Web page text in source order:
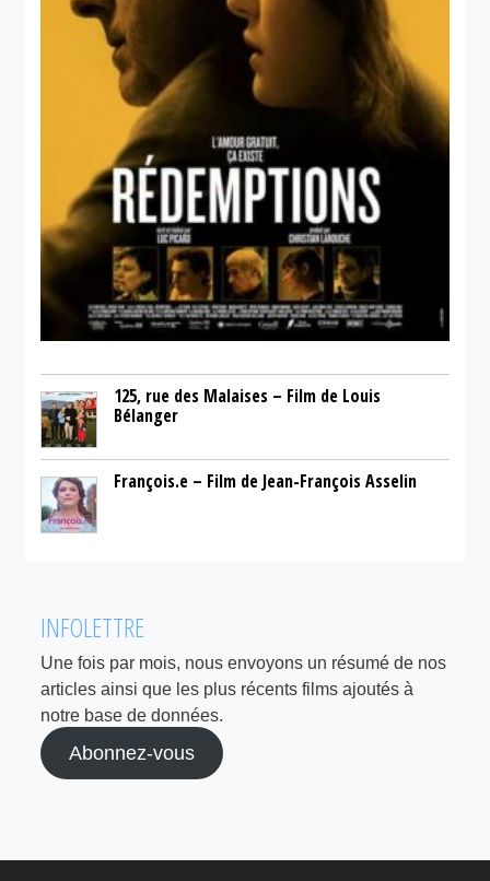
125, rue des Malaises – Film de Louis
Bélanger
François.e – Film de Jean-François Asselin
INFOLETTRE
Une fois par mois, nous envoyons un résumé de nos
articles ainsi que les plus récents films ajoutés à
notre base de données.
Abonnez-vous